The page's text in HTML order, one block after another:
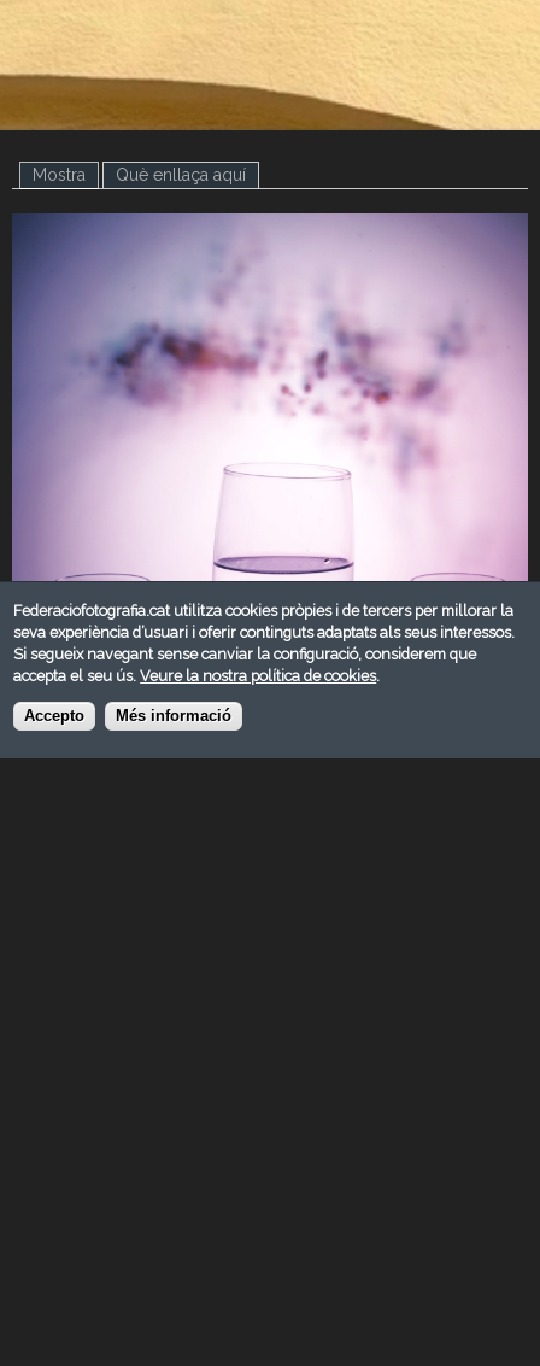
Mostra (pestanya activa)
Què enllaça aquí
Federaciofotografia.cat utilitza cookies pròpies i de tercers per millorar la
seva experiència d’usuari i oferir continguts adaptats als seus interessos.
Si segueix navegant sense canviar la configuració, considerem que
accepta el seu ús.Veure la nostra política de cookies.
Accepto Més informació